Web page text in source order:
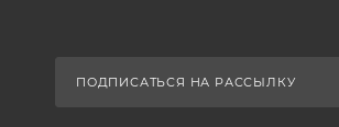
ПОДПИСАТЬСЯ НА РАССЫЛКУ